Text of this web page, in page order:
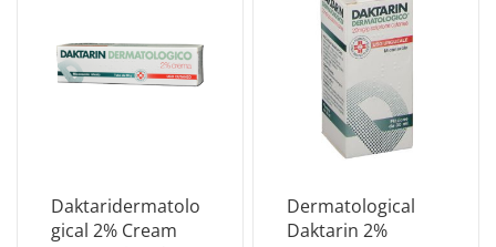
Daktaridermatolo
gical 2% Cream
Dermatological
Daktarin 2%